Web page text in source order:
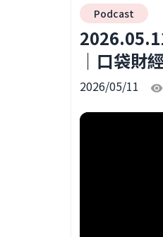
Podcast
｜口袋財
2026/05/11